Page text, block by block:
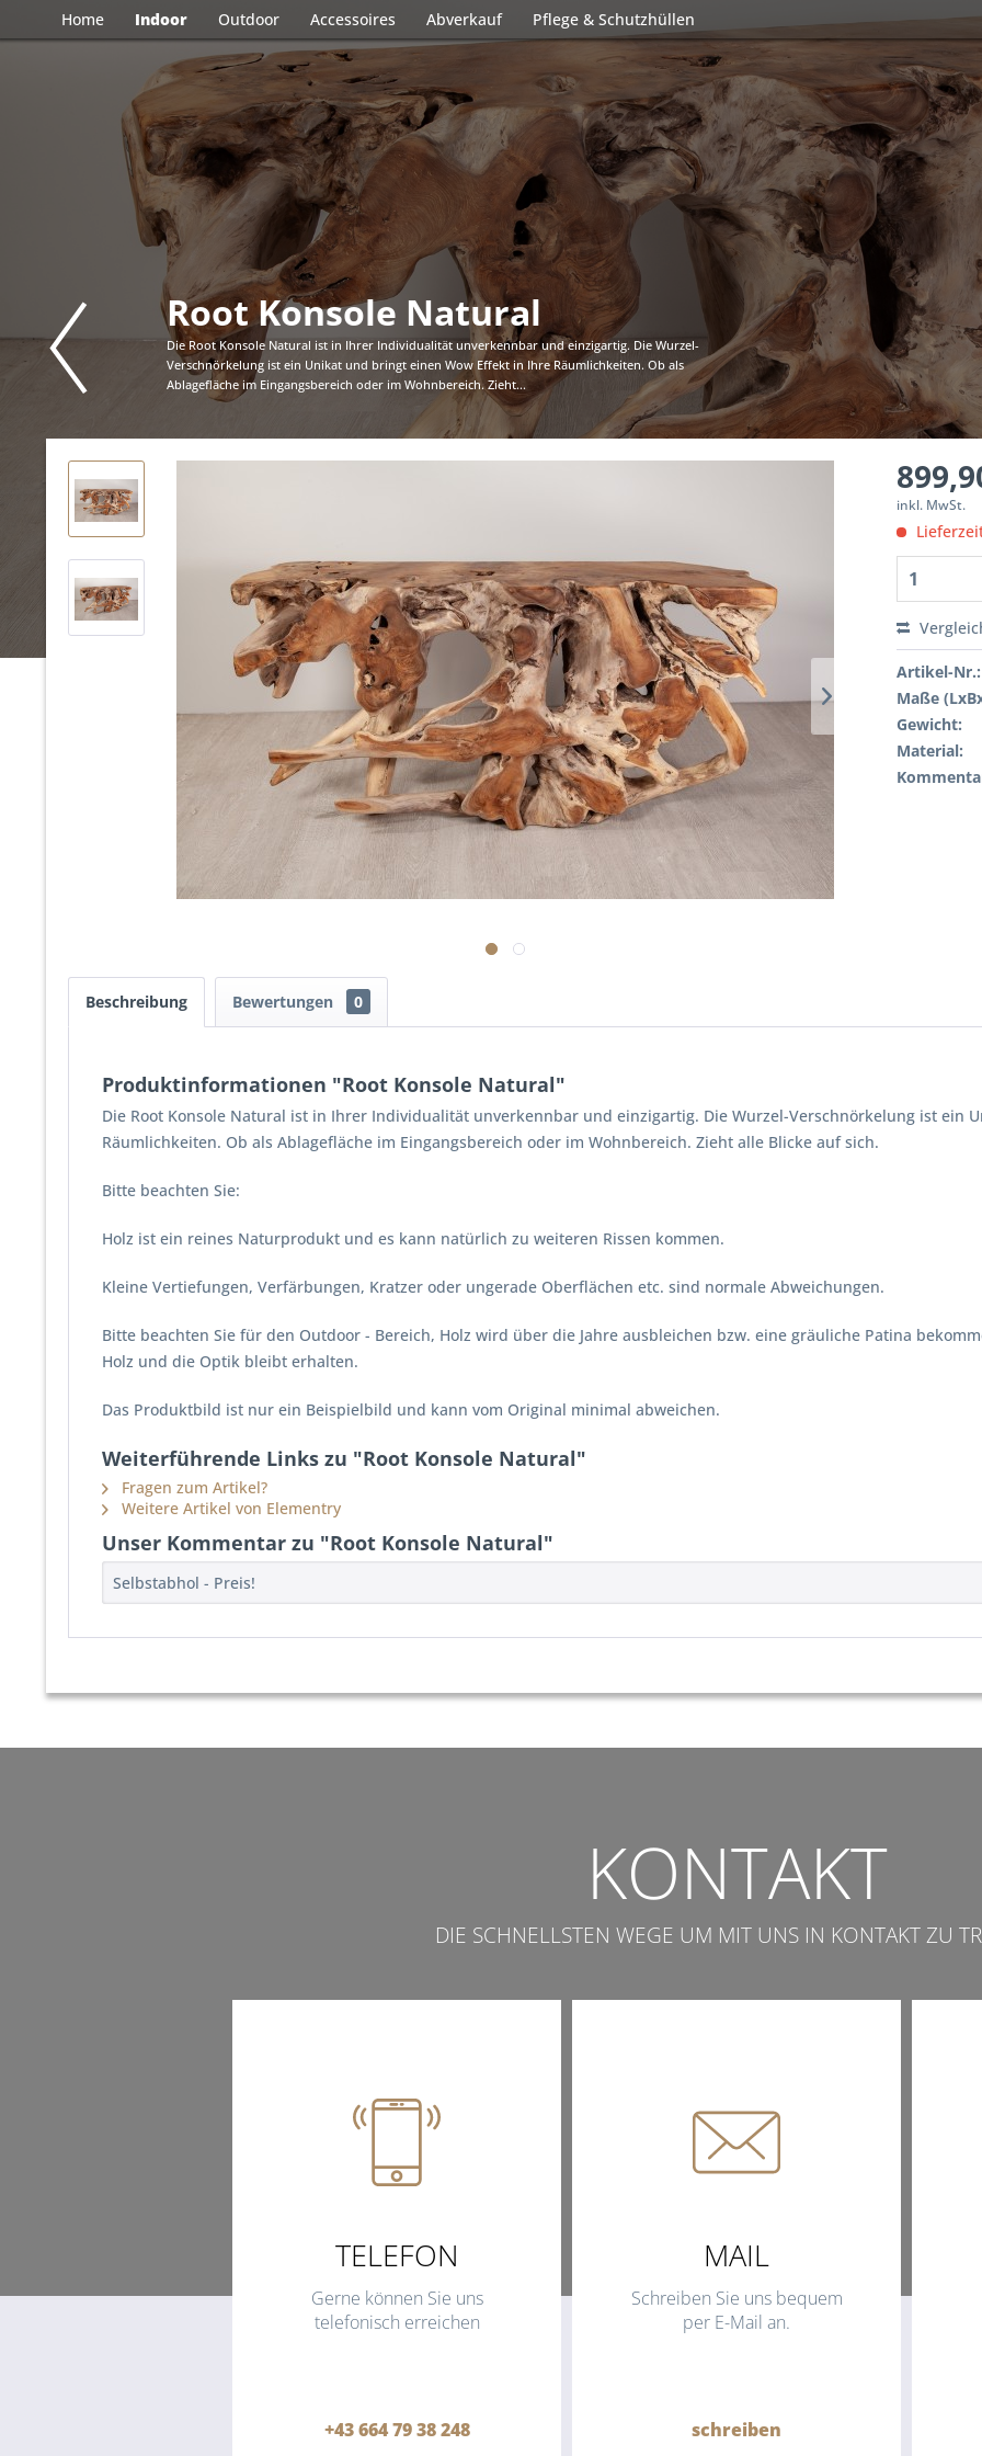
Home Indoor Outdoor Accessoires Abverkauf Pflege & Schutzhüllen
Root Konsole Natural
Die Root Konsole Natural ist in Ihrer Individualität unverkennbar und einzigartig. Die Wurzel-
Verschnörkelung ist ein Unikat und bringt einen Wow Effekt in Ihre Räumlichkeiten. Ob als
Ablagefläche im Eingangsbereich oder im Wohnbereich. Zieht...
inkl. MwSt.
Artikel-Nr.:
Maße
Gewicht:
Material:
Beschreibung Bewertungen 0
Produktinformationen "Root Konsole Natural"
Die Root Konsole Natural ist in Ihrer Individualität unverkennbar und einzigartig. Die Wurzel-Verschnörkelung ist ein
Räumlichkeiten. Ob als Ablagefläche im Eingangsbereich oder im Wohnbereich. Zieht alle Blicke auf sich.
Bitte beachten Sie:
Holz ist ein reines Naturprodukt und es kann natürlich zu weiteren Rissen kommen.
Kleine Vertiefungen, Verfärbungen, Kratzer oder ungerade Oberflächen etc. sind normale Abweichungen.
Bitte beachten Sie für den Outdoor - Bereich, Holz wird über die Jahre ausbleichen bzw. eine gräuliche Patina
Holz und die Optik bleibt erhalten.
Das Produktbild ist nur ein Beispielbild und kann vom Original minimal abweichen.
Weiterführende Links zu "Root Konsole Natural"
Fragen zum Artikel?
Weitere Artikel von Elementry
Unser Kommentar zu "Root Konsole Natural"
Selbstabhol - Preis!
KONTAKT
DIE SCHNELLSTEN WEGE UM MIT UNS IN KONTAKT ZU
TELEFON
Gerne können Sie uns
telefonisch erreichen
+43 664 79 38 248
MAIL
Schreiben Sie uns bequem
per E-Mail an.
schreiben